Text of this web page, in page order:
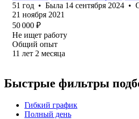
51 год • Была 14 сентября 2024 •
21 ноября 2021
50 000 ₽
Не ищет работу
Общий опыт
11 лет 2 месяца
Быстрые фильтры
Гибкий график
Полный день